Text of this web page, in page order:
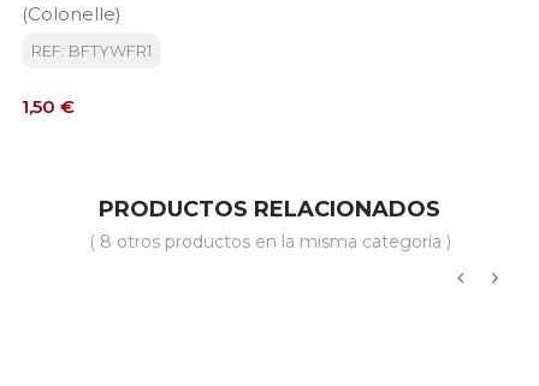
(Colonelle)
REF: BFTYWFR1
Precio
1,50 €
PRODUCTOS RELACIONADOS
( 8 otros productos en la misma categoría )